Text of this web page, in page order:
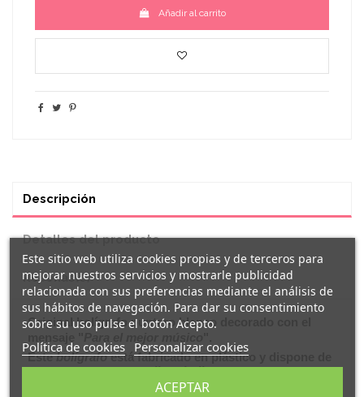
Añadir al carrito
Descripción
Detalles del producto
Reseñas(0)
Originalbolígrafo punteroblanco
Estebolígrafoestá fabricado en plástico y dispone de
unpunteroparapantallas táctilesen su parte
Este sitio web utiliza cookies propias y de terceros para
mejorar nuestros servicios y mostrarle publicidad
relacionada con sus preferencias mediante el análisis de
sus hábitos de navegación. Para dar su consentimiento
sobre su uso pulse el botón Acepto.
Política de cookies Personalizar cookies
ACEPTAR